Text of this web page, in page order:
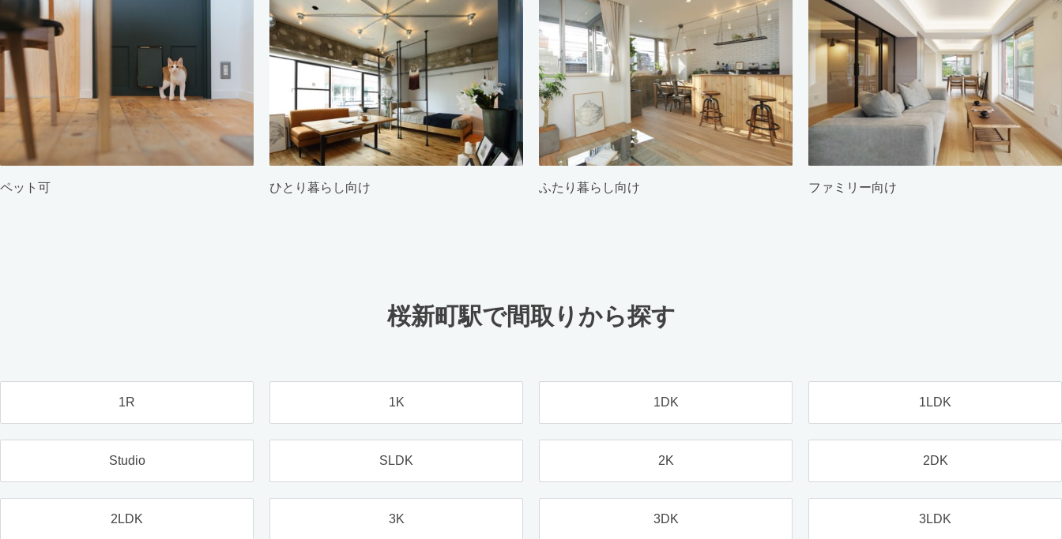
ペット可 ひとり暮らし向け ふたり暮らし向け ファミリー向け
桜新町駅で間取りから探す
1R 1K 1DK 1LDK
Studio SLDK 2K 2DK
2LDK 3K 3DK 3LDK